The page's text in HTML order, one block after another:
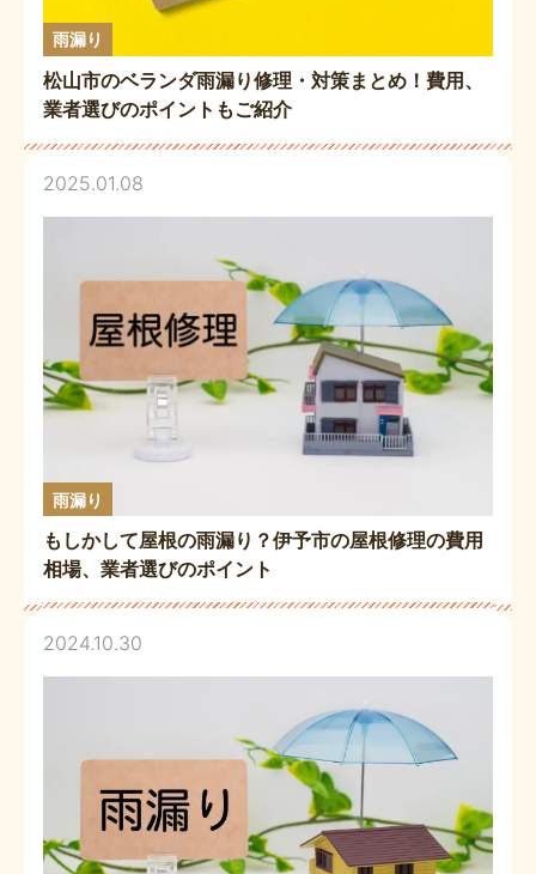
雨漏り
松山市のベランダ雨漏り修理・対策まとめ！費用、
業者選びのポイントもご紹介
2025.01.08
雨漏り
もしかして屋根の雨漏り？伊予市の屋根修理の費用
相場、業者選びのポイント
2024.10.30